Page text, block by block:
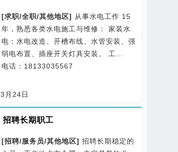
[求职/全职/其他地区] 从事水电工作 15
年，熟悉各类水电施工与维修： 家装水
电：水电改造、开槽布线、水管安装、强
弱电布置、插座开关灯具安装。 工…
电话：18133035567
3月24日
招聘长期职工
[招聘/服务员/其他地区] 招聘长期稳定的